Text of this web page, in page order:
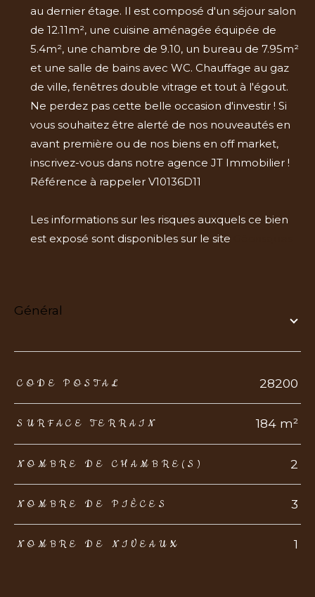
au dernier étage. Il est composé d'un séjour salon
de 12.11m², une cuisine aménagée équipée de
5.4m², une chambre de 9.10, un bureau de 7.95m²
et une salle de bains avec WC. Chauffage au gaz
de ville, fenêtres double vitrage et tout à l'égout.
Ne perdez pas cette belle occasion d'investir ! Si
vous souhaitez être alerté de nos nouveautés en
avant première ou de nos biens en off market,
inscrivez-vous dans notre agence JT Immobilier !
Référence à rappeler V10136D11
Les informations sur les risques auxquels ce bien
est exposé sont disponibles sur le site
général
TRAD_ZEPHYR_Caracteristique TRAD_ZEPHYR_Valeurs
CODE POSTAL 28200
SURFACE TERRAIN 184 m²
NOMBRE DE CHAMBRE(S) 2
NOMBRE DE PIÈCES 3
NOMBRE DE NIVEAUX 1